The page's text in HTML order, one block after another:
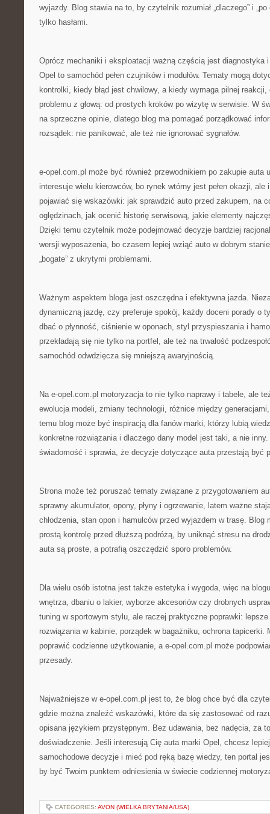
wyjazdy. Blog stawia na to, by czytelnik rozumiał „dlaczego” i
tylko hasłami.
Oprócz mechaniki i eksploatacji ważną częścią jest diagnostyka
Opel to samochód pełen czujników i modułów. Tematy mogą
kontrolki, kiedy błąd jest chwilowy, a kiedy wymaga pilnej
problemu z głową: od prostych kroków po wizytę w serwisie. W
na sprzeczne opinie, dlatego blog ma pomagać porządkować
rozsądek: nie panikować, ale też nie ignorować sygnałów.
e-opel.com.pl może być również przewodnikiem po zakupie auta
interesuje wielu kierowców, bo rynek wtórny jest pełen okazji, ale
pojawiać się wskazówki: jak sprawdzić auto przed zakupem, na
oględzinach, jak ocenić historię serwisową, jakie elementy
Dzięki temu czytelnik może podejmować decyzje bardziej
wersji wyposażenia, bo czasem lepiej wziąć auto w dobrym
„bogate” z ukrytymi problemami.
Ważnym aspektem bloga jest oszczędna i efektywna jazda.
dynamiczną jazdę, czy preferuje spokój, każdy doceni porady o
dbać o płynność, ciśnienie w oponach, styl przyspieszania i
przekładają się nie tylko na portfel, ale też na trwałość
samochód odwdzięcza się mniejszą awaryjnością.
Na e-opel.com.pl motoryzacja to nie tylko naprawy i tabele, ale
ewolucja modeli, zmiany technologii, różnice między
temu blog może być inspiracją dla fanów marki, którzy lubią
konkretne rozwiązania i dlaczego dany model jest taki, a nie
świadomość i sprawia, że decyzje dotyczące auta przestają być
Strona może też poruszać tematy związane z przygotowaniem
sprawny akumulator, opony, płyny i ogrzewanie, latem ważne
chłodzenia, stan opon i hamulców przed wyjazdem w trasę.
prostą kontrolę przed dłuższą podróżą, by uniknąć stresu na
auta są proste, a potrafią oszczędzić sporo problemów.
Dla wielu osób istotna jest także estetyka i wygoda, więc na
wnętrza, dbaniu o lakier, wyborze akcesoriów czy drobnych
tuning w sportowym stylu, ale raczej praktyczne poprawki:
rozwiązania w kabinie, porządek w bagażniku, ochrona tapicerki.
poprawić codzienne użytkowanie, a e-opel.com.pl może
przesady.
Najważniejsze w e-opel.com.pl jest to, że blog chce być dla
gdzie można znaleźć wskazówki, które da się zastosować od
opisana językiem przystępnym. Bez udawania, bez nadęcia, za
doświadczenie. Jeśli interesują Cię auta marki Opel, chcesz
samochodowe decyzje i mieć pod ręką bazę wiedzy, ten portal
by być Twoim punktem odniesienia w świecie codziennej
CATEGORIES: AVON (WIELKA BRYTANIA/USA)